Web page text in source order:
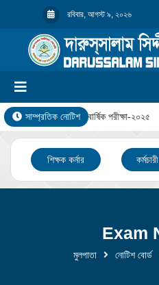
রবিবার, আগস্ট ৯, ২০২৬
সাম্প্রতিক নোটিশ বার্ষিক পরীক্ষা-২০২৫
শিক্ষক কর্নার
Exam
মুলপাতা নোটিশ বোর্ড